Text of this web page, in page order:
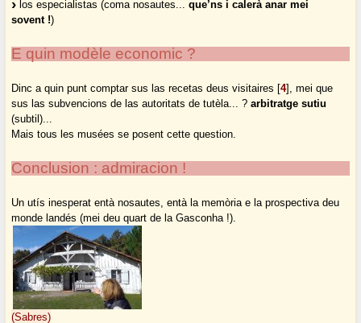
los especialistas (coma nosautes...que’ns i calerà anar mei
sovent !)
E quin modèle economic ?
Dinc a quin punt comptar sus las recetas deus visitaires [4] , mei que
sus las subvencions de las autoritats de tutèla... ?arbitratge sutiu
(subtil)...
Mais tous les musées se posent cette question.
Conclusion : admiracion !
Un utís inesperat entà nosautes, entà la memòria e la prospectiva deu
monde landés (mei deu quart de la Gasconha !).
(Sabres)